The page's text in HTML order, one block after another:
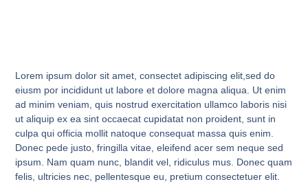
Lorem ipsum dolor sit amet, consectet adipiscing elit,sed do
eiusm por incididunt ut labore et dolore magna aliqua. Ut enim
ad minim veniam, quis nostrud exercitation ullamco laboris nisi
ut aliquip ex ea sint occaecat cupidatat non proident, sunt in
culpa qui officia mollit natoque consequat massa quis enim.
Donec pede justo, fringilla vitae, eleifend acer sem neque sed
ipsum. Nam quam nunc, blandit vel, ridiculus mus. Donec quam
felis, ultricies nec, pellentesque eu, pretium consectetuer elit.